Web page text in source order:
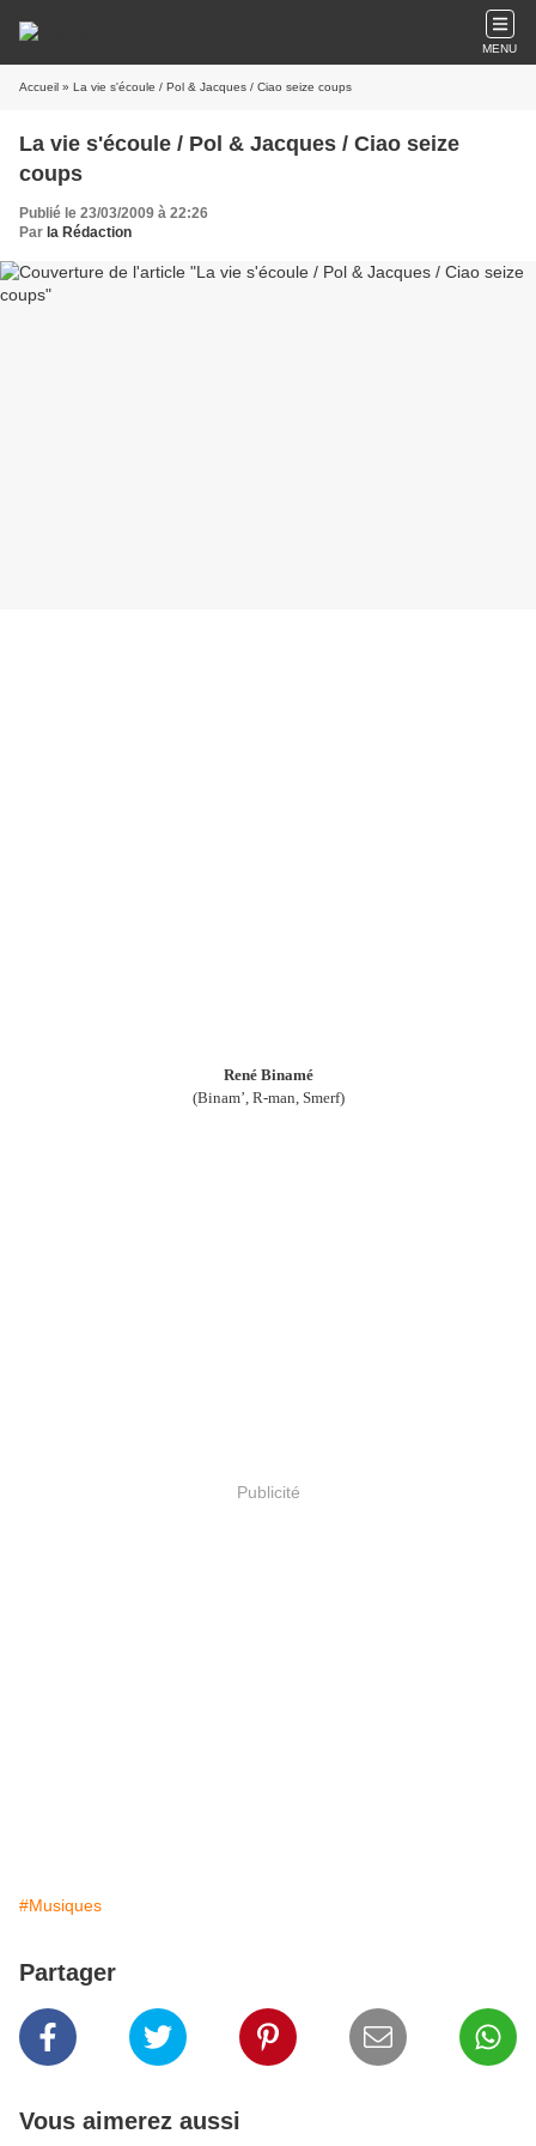
MENU
Accueil » La vie s'écoule / Pol & Jacques / Ciao seize coups
La vie s'écoule / Pol & Jacques / Ciao seize
coups
Publié le 23/03/2009 à 22:26
Par la Rédaction
René Binamé
(Binam’, R-man, Smerf)
Publicité
#Musiques
Partager
Vous aimerez aussi